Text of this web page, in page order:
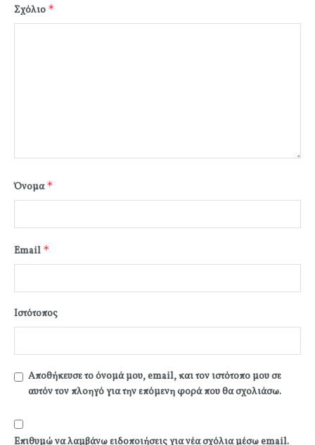
Σχόλιο *
Όνομα*
Email *
Ιστότοπος
Αποθήκευσε το όνομά μου, email, και τον ιστότοπο μου σε
αυτόν τον πλοηγό για την επόμενη φορά που θα σχολιάσω.
Επιθυμώ να λαμβάνω ειδοποιήσεις για νέα σχόλια μέσω email.